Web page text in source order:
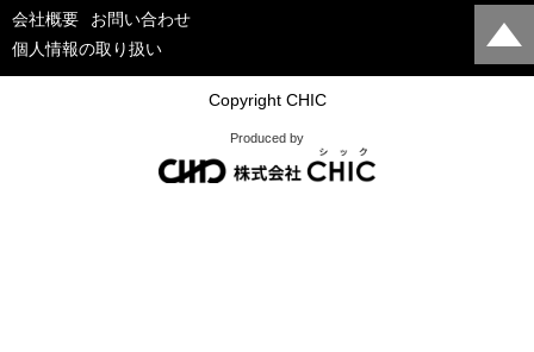
会社概要
お問い合わせ
個人情報の取り扱い
Copyright CHIC
Produced by